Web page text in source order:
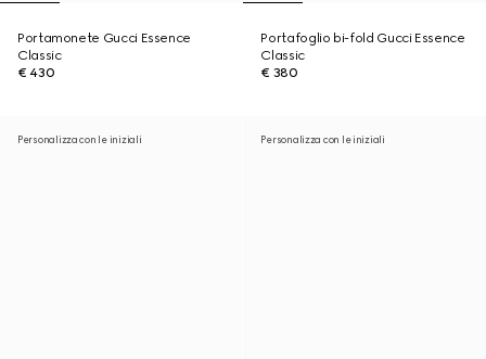
Portamonete Gucci Essence
Classic
€ 430
Portafoglio bi-fold Gucci Essence
Classic
€ 380
Personalizza con le iniziali Personalizza con le iniziali